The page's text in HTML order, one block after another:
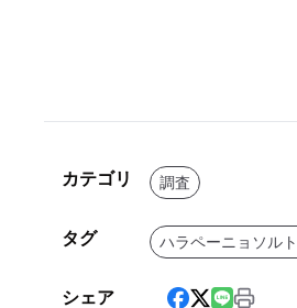
カテゴリ 調査
タグ ハラペーニョソル
シェア